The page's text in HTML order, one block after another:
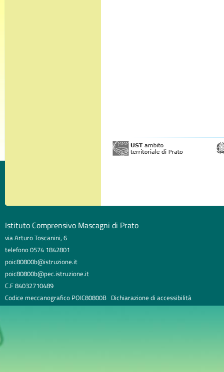
Istituto Comprensivo Mascagni di Prato
via Arturo Toscanini, 6
telefono 0574 1842801
poic80800b@istruzione.it
poic80800b@pec.istruzione.it
C.F 84032710489
Codice meccanografico POIC80800B Dichiarazione di accessibilità